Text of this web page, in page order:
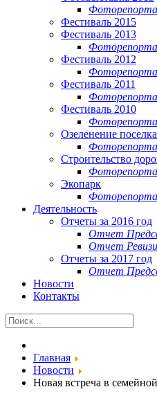
Фестиваль 2015
Фестиваль 2013
Фестиваль 2012
Фестиваль 2011
Фестиваль 2010
Озеленение поселка
Строительство
Экопарк
Деятельность
Отчеты за 2016 год
Отчет
Отчет
Отчеты за 2017 год
Отчет
Новости
Контакты
Главная
Новости
Новая встреча в